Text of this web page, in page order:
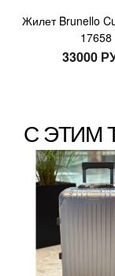
Жилет Brunello
17658
33000
С ЭТИМ